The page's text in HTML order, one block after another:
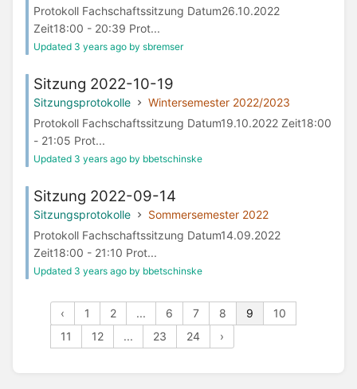
Protokoll Fachschaftssitzung Datum26.10.2022
Zeit18:00 - 20:39 Prot...
Updated 3 years ago by sbremser
Sitzung 2022-10-19
Sitzungsprotokolle
Wintersemester 2022/2023
Protokoll Fachschaftssitzung Datum19.10.2022 Zeit18:00
- 21:05 Prot...
Updated 3 years ago by bbetschinske
Sitzung 2022-09-14
Sitzungsprotokolle
Sommersemester 2022
Protokoll Fachschaftssitzung Datum14.09.2022
Zeit18:00 - 21:10 Prot...
Updated 3 years ago by bbetschinske
‹ 1 2 ... 6 7 8 9
10
11
12 ... 23 24 ›